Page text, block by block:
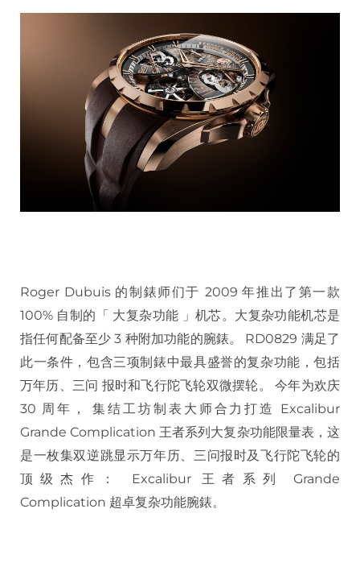
Roger Dubuis 的制錶师们于 2009 年推出了第一款
100% 自制的「 大复杂功能 」机芯。大复杂功能机芯是
指任何配备至少 3 种附加功能的腕錶。 RD0829 满足了
此一条件，包含三项制錶中最具盛誉的复杂功能，包括
万年历、三问 报时和飞行陀飞轮双微摆轮。 今年为欢庆
30 周年， 集结工坊制表大师合力打造 Excalibur
Grande Complication 王者系列大复杂功能限量表，这
是一枚集双逆跳显示万年历、三问报时及飞行陀飞轮的
顶级杰作： Excalibur 王者系列 Grande
Complication 超卓复杂功能腕錶。